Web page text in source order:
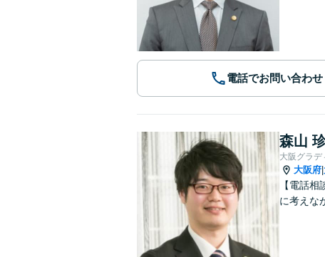
電話でお問い合わせ
森山
大阪グラデ
大阪府
【電話
に考えな